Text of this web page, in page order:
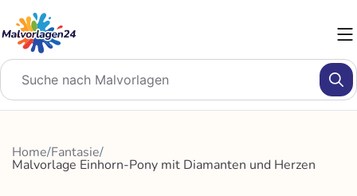
Inhalt
springen
Home/Fantasie/
Malvorlage Einhorn-Pony mit Diamanten und Herzen